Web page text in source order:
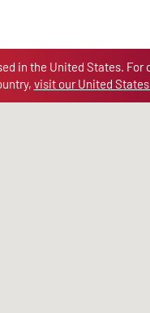
in the United States.
visit our United